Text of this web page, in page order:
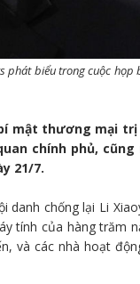
phát biểu trong cuộc
mật thương mại trị
chính phủ,
21/7.
chống lại Li
tính của hàng trăm
và các nhà hoạt